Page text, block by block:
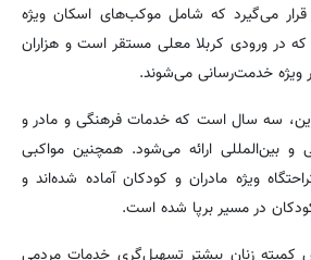
می‌گیرد که شامل موکب‌های اسکان ویژه
که در ورودی کربلا معلی مستقر است و هزاران
ویژه خدمت‌رسانی می‌شوند.
سه سال است که خدمات فرهنگی و مادر و
ارائه می‌شود. همچنین مواکبی
ویژه مادران و کودکان آماده شده‌اند و
در مسیر برپا شده است.